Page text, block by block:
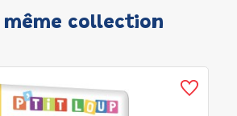
même collection